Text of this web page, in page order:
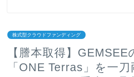
株式型クラウドファンディング
【謄本取得】GEMSEE
「ONE Terras」を一